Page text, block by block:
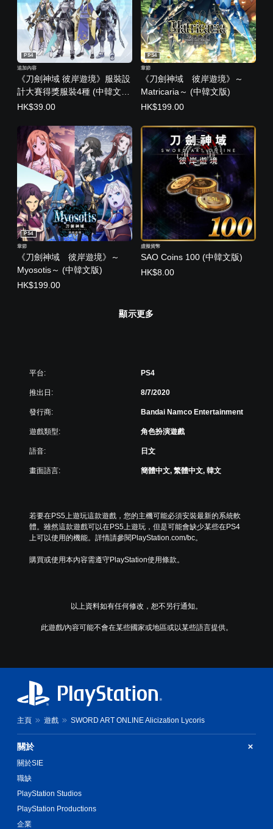
《刀劍神域 彼岸遊境》服裝設
計大賽得獎服裝4種 (中韓文
版)
PS4
追加內容
HK$39.00
《刀劍神域 彼岸遊境》～
Matricaria～ (中韓文版)
PS4
章節
HK$199.00
《刀劍神域 彼岸遊境》～
Myosotis～ (中韓文版)
PS4
章節
HK$199.00
SAO Coins 100 (中韓文版)
虛擬貨幣
HK$8.00
顯示更多
平台: PS4
推出日: 8/7/2020
發行商: Bandai Namco Entertainment
遊戲類型: 角色扮演遊戲
語音: 日文
畫面語言: 簡體中文, 繁體中文, 韓文
若要在PS5上遊玩這款遊戲，您的主機可能必須安裝最新的系統軟
體。雖然這款遊戲可以在PS5上遊玩，但是可能會缺少某些在PS4
上可以使用的機能。詳情請參閱PlayStation.com/bc。
購買或使用本內容需遵守PlayStation使用條款。
以上資料如有任何修改，恕不另行通知。
此遊戲/內容可能不會在某些國家或地區或以某些語言提供。
主頁 遊戲 SWORD ART ONLINE Alicization Lycoris
關於
關於SIE
職缺
PlayStation Studios
PlayStation Productions
企業